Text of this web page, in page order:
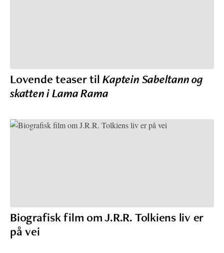
Lovende teaser tilKaptein Sabeltann og
skatten i Lama Rama
Biografisk film om J.R.R. Tolkiens liv er
på vei